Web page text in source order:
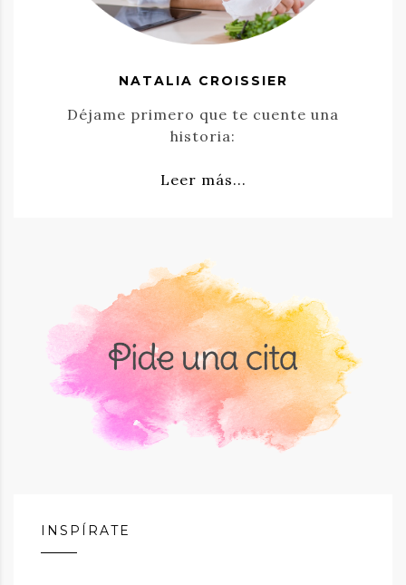
NATALIA CROISSIER
Déjame primero que te cuente una
historia:
Leer más...
INSPÍRATE